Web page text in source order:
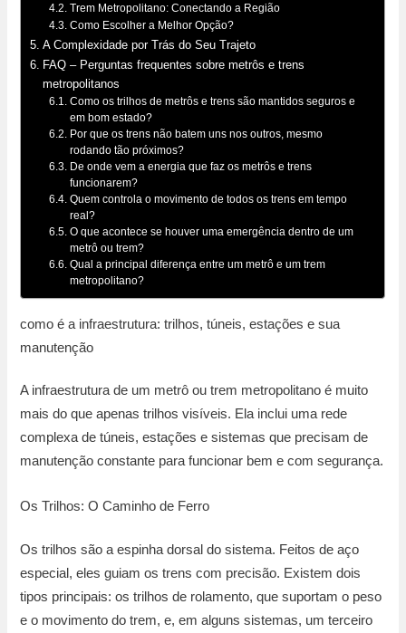
Trem Metropolitano: Conectando a Região
Como Escolher a Melhor Opção?
A Complexidade por Trás do Seu Trajeto
FAQ – Perguntas frequentes sobre metrôs e trens
metropolitanos
Como os trilhos de metrôs e trens são mantidos seguros e
em bom estado?
Por que os trens não batem uns nos outros, mesmo
rodando tão próximos?
De onde vem a energia que faz os metrôs e trens
funcionarem?
Quem controla o movimento de todos os trens em tempo
real?
O que acontece se houver uma emergência dentro de um
metrô ou trem?
Qual a principal diferença entre um metrô e um trem
metropolitano?
como é a infraestrutura: trilhos, túneis, estações e sua
manutenção
A infraestrutura de um metrô ou trem metropolitano é muito
mais do que apenas trilhos visíveis. Ela inclui uma rede
complexa de túneis, estações e sistemas que precisam de
manutenção constante para funcionar bem e com segurança.
Os Trilhos: O Caminho de Ferro
Os trilhos são a espinha dorsal do sistema. Feitos de aço
especial, eles guiam os trens com precisão. Existem dois
tipos principais: os trilhos de rolamento, que suportam o peso
e o movimento do trem, e, em alguns sistemas, um terceiro